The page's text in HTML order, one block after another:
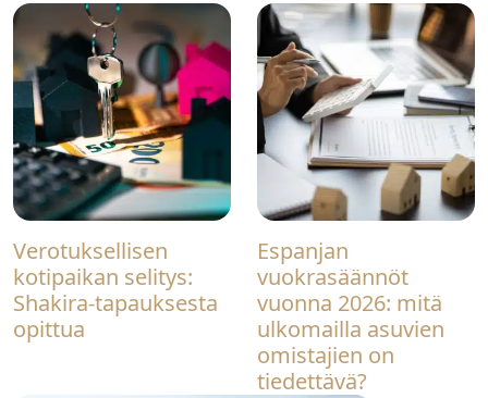
Verotuksellisen
kotipaikan selitys:
Shakira-tapauksesta
opittua
Espanjan
vuokrasäännöt
vuonna 2026: mitä
ulkomailla asuvien
omistajien on
tiedettävä?